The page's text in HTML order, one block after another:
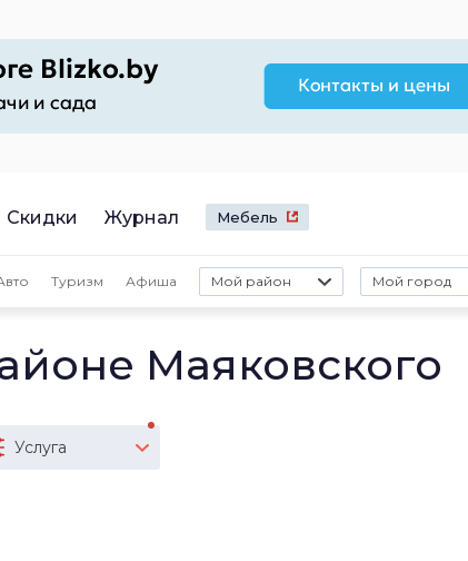
Скидки Журнал Мебель
Туризм Афиша Мой район Мой город
Маяковского
Услуга